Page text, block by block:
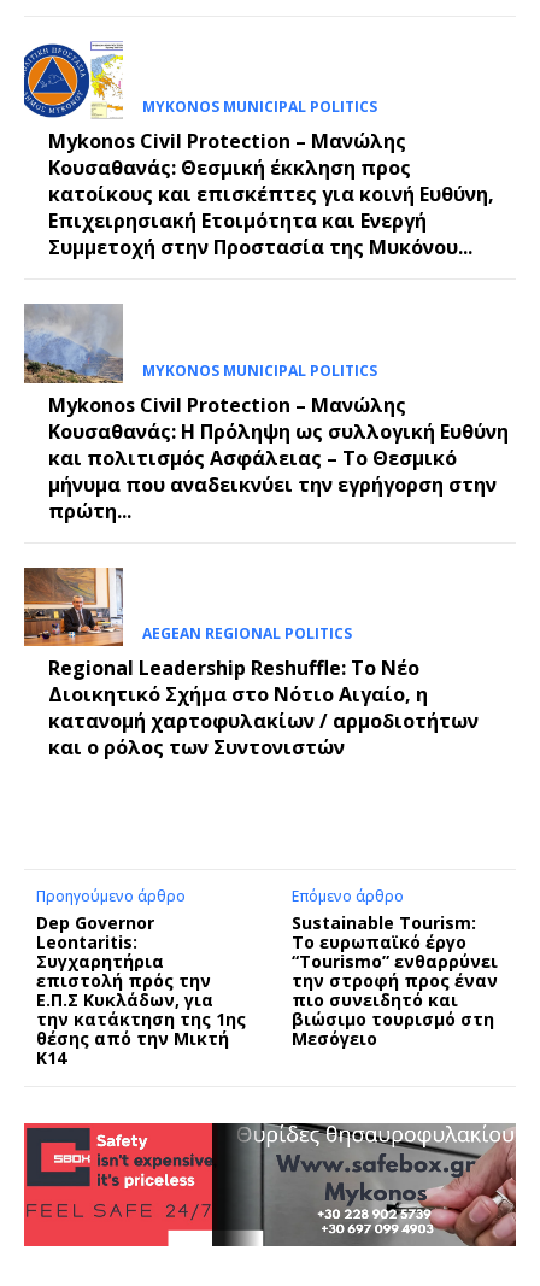
MYKONOS MUNICIPAL POLITICS
Mykonos Civil Protection – Μανώλης
Κουσαθανάς: Θεσμική έκκληση προς
κατοίκους και επισκέπτες για κοινή Ευθύνη,
Επιχειρησιακή Ετοιμότητα και Ενεργή
Συμμετοχή στην Προστασία της Μυκόνου...
MYKONOS MUNICIPAL POLITICS
Mykonos Civil Protection – Μανώλης
Κουσαθανάς: Η Πρόληψη ως συλλογική Ευθύνη
και πολιτισμός Ασφάλειας – Το Θεσμικό
μήνυμα που αναδεικνύει την εγρήγορση στην
πρώτη...
AEGEAN REGIONAL POLITICS
Regional Leadership Reshuffle: Το Νέο
Διοικητικό Σχήμα στο Νότιο Αιγαίο, η
κατανομή χαρτοφυλακίων / αρμοδιοτήτων
και ο ρόλος των Συντονιστών
Προηγούμενο άρθρο
Dep Governor
Leontaritis:
Συγχαρητήρια
επιστολή πρός την
Ε.Π.Σ Κυκλάδων, για
την κατάκτηση της 1ης
θέσης από την Μικτή
Κ14
Επόμενο άρθρο
Sustainable Tourism:
Tο ευρωπαϊκό έργο
“Tourismo” ενθαρρύνει
την στροφή προς έναν
πιο συνειδητό και
βιώσιμο τουρισμό στη
Μεσόγειο